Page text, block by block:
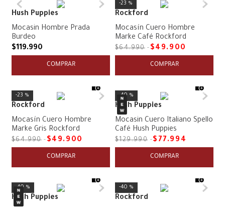
Hush Puppies
Mocasin Hombre Prada
Burdeo
$119.990
COMPRAR
23 %
Rockford
Mocasín Cuero Hombre
Marke Café Rockford
$64.990 $49. 900
COMPRAR
23 %
Rockford
Mocasín Cuero Hombre
Marke Gris Rockford
$64.990 $49. 900
COMPRAR
40 %
Hush Puppies
Mocasin Cuero Italiano Spello
Café Hush Puppies
$129.990 $ 77.994
COMPRAR
40 %
Hush Puppies
40 %
Rockford